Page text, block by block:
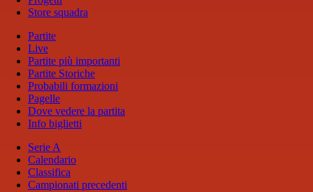
Store squadra
Partite
Live
Partite più importanti
Partite Storiche
Probabili formazioni
Pagelle
Dove vedere la partita
Info biglietti
Serie A
Calendario
Classifica
Campionati precedenti